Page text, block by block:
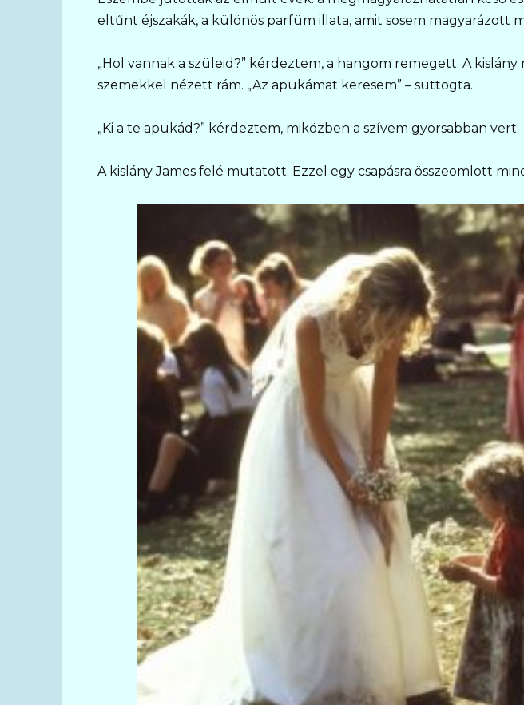
eltűnt éjszakák, a különös parfüm illata, amit sosem magyarázott
„Hol vannak a szüleid?” kérdeztem, a hangom remegett. A kislány
szemekkel nézett rám. „Az apukámat keresem” – suttogta.
„Ki a te apukád?” kérdeztem, miközben a szívem gyorsabban vert.
A kislány James felé mutatott. Ezzel egy csapásra összeomlott